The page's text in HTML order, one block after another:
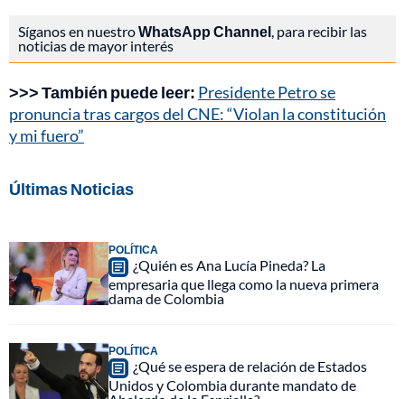
Síganos en nuestroWhatsApp Channel , para recibir las
noticias de mayor interés
>>> También puede leer: Presidente Petro se
pronuncia tras cargos del CNE: “Violan la constitución
y mi fuero”
Últimas Noticias
POLÍTICA
¿Quién es Ana Lucía Pineda? La
empresaria que llega como la nueva primera
dama de Colombia
POLÍTICA
¿Qué se espera de relación de Estados
Unidos y Colombia durante mandato de